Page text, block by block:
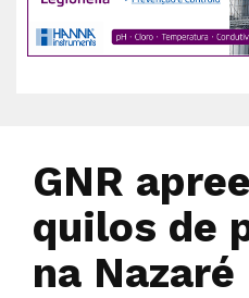
GNR
quilos de
na Nazaré